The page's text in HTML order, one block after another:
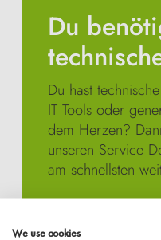
Du
Du hast
IT Tools oder
dem Herzen?
unseren Service
am schnellsten
We use cookies